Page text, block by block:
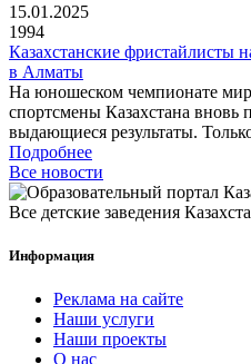
15.01.2025
1994
Казахстанские фристайлисты
в Алматы
На юношеском чемпионате
спортсмены Казахстана вновь
выдающиеся результаты.
Подробнее
Все новости
Все детские заведения
Информация
Реклама на сайте
Наши услуги
Наши проекты
О нас